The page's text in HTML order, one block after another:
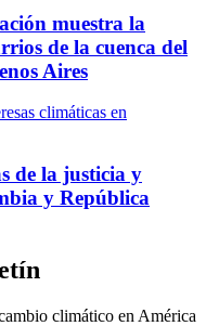
muestra la
de la cuenca del
Aires
de la justicia y
y República
climático en América